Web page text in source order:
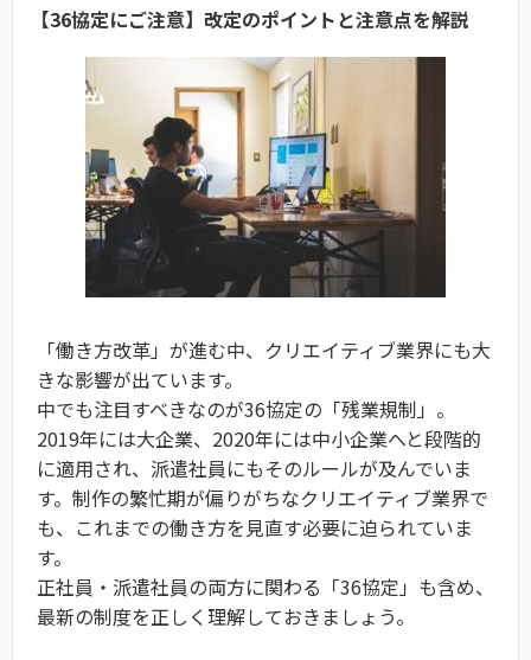
【36協定にご注意】改定のポイントと注意点を解説
「働き方改革」が進む中、クリエイティブ業界にも大
きな影響が出ています。
中でも注目すべきなのが36協定の「残業規制」。
2019年には大企業、2020年には中小企業へと段階的
に適用され、派遣社員にもそのルールが及んでいま
す。制作の繁忙期が偏りがちなクリエイティブ業界で
も、これまでの働き方を見直す必要に迫られていま
す。
正社員・派遣社員の両方に関わる「36協定」も含め、
最新の制度を正しく理解しておきましょう。